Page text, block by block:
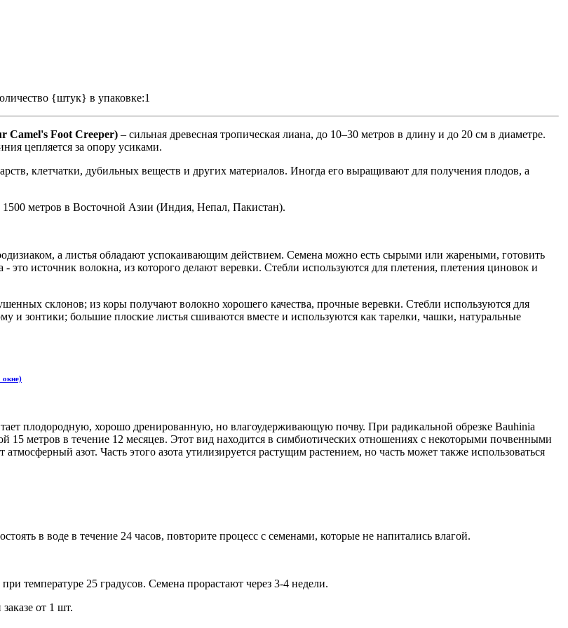
{штук} в упаковке:1
Camel's Foot Creeper) – сильная древесная тропическая лиана, до 10–30 метров в длину и до 20 см в диаметре.
цепляется за опору усиками.
клетчатки, дубильных веществ и других материалов. Иногда его выращивают для получения плодов, а
метров в Восточной Азии (Индия, Непал, Пакистан).
а листья обладают успокаивающим действием. Семена можно есть сырыми или жареными, готовить
источник волокна, из которого делают веревки. Стебли используются для плетения, плетения циновок и
склонов; из коры получают волокно хорошего качества, прочные веревки. Стебли используются для
и зонтики; большие плоские листья сшиваются вместе и используются как тарелки, чашки, натуральные
окне)
плодородную, хорошо дренированную, но влагоудерживающую почву. При радикальной обрезке Bauhinia
15 метров в течение 12 месяцев. Этот вид находится в симбиотических отношениях с некоторыми почвенными
азот. Часть этого азота утилизируется растущим растением, но часть может также использоваться
в воде в течение 24 часов, повторите процесс с семенами, которые не напитались влагой.
температуре 25 градусов. Семена прорастают через 3-4 недели.
от 1 шт.